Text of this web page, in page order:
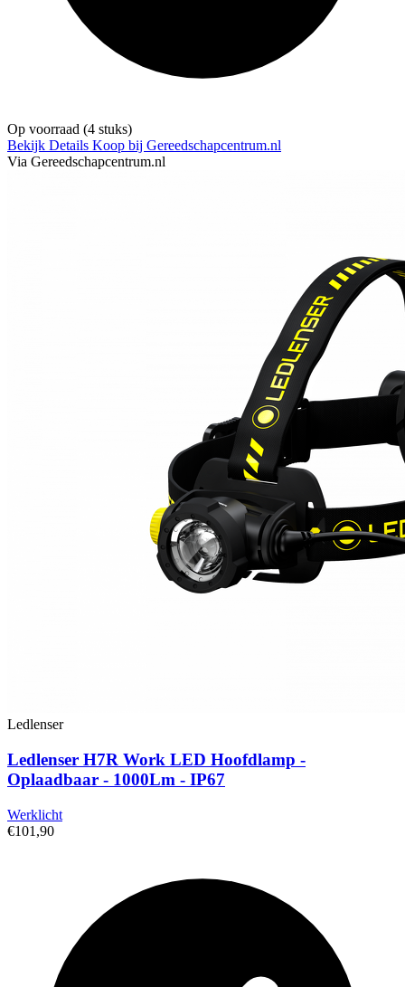
Op voorraad (4 stuks)
Bekijk Details Koop bij Gereedschapcentrum.nl
Via Gereedschapcentrum.nl
Ledlenser
Ledlenser H7R Work LED Hoofdlamp -
Oplaadbaar - 1000Lm - IP67
Werklicht
€101,90